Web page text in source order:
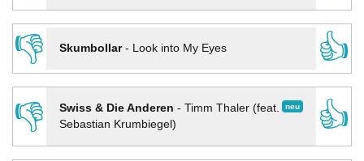
👎
Skumbollar- Look into My Eyes
👍
👎
neu
Swiss & Die Anderen - Timm Thaler (feat.
Sebastian Krumbiegel)
👍